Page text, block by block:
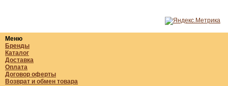
Меню
Бренды
Каталог
Доставка
Оплата
Договор оферты
Возврат и обмен товара